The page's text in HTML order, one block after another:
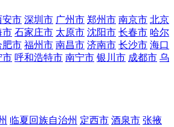
安市 深圳市 广州市 郑州市 南京市 北京
市 石家庄市 太原市 沈阳市 长春市 哈尔
肥市 福州市 南昌市 济南市 长沙市 海口
市 呼和浩特市 南宁市 银川市 成都市 乌
临夏回族自治州 定西市 酒泉市 张掖